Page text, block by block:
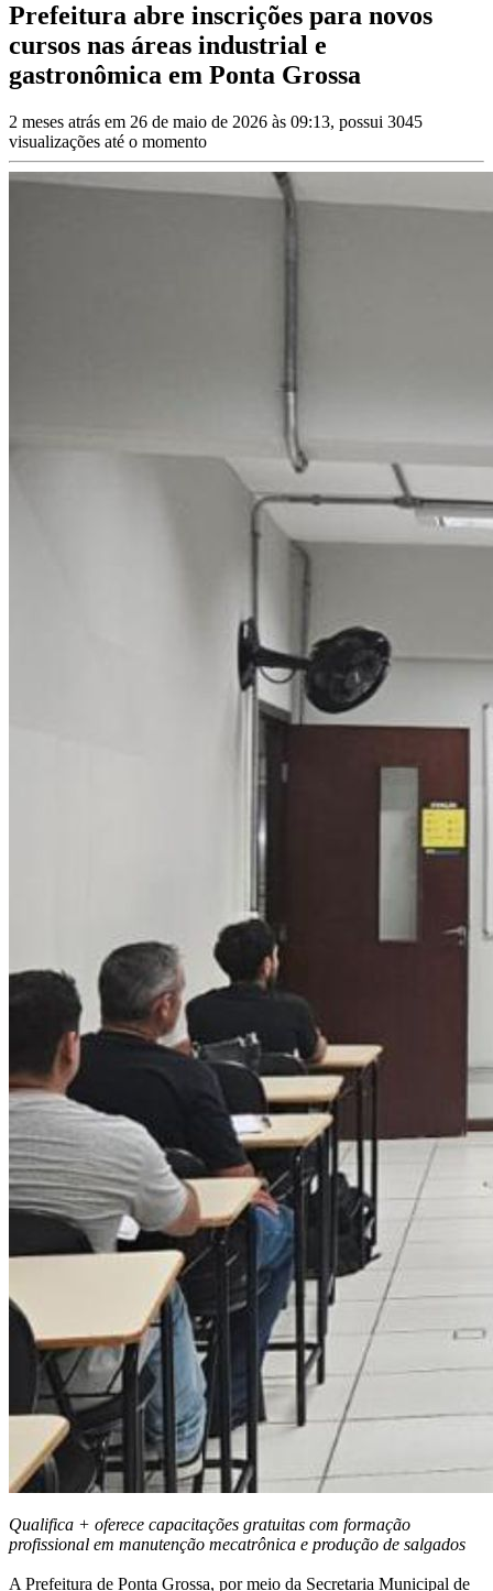
Prefeitura abre inscrições para novos
cursos nas áreas industrial e
gastronômica em Ponta Grossa
2 meses atrás em 26 de maio de 2026 às 09:13, possui 3045
visualizações até o momento
Qualifica + oferece capacitações gratuitas com formação
profissional em manutenção mecatrônica e produção de salgados
A Prefeitura de Ponta Grossa, por meio da Secretaria Municipal de